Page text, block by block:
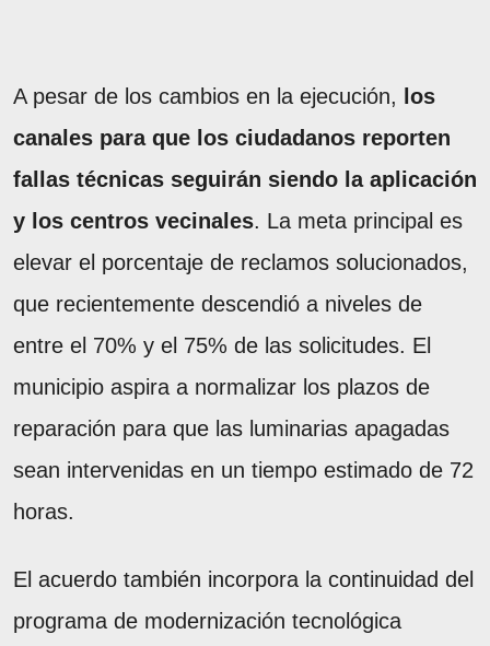
A pesar de los cambios en la ejecución,
los
canales para que los ciudadanos reporten
fallas técnicas seguirán siendo la aplicación
y los centros vecinales. La meta principal es
elevar el porcentaje de reclamos solucionados,
que recientemente descendió a niveles de
entre el 70% y el 75% de las solicitudes. El
municipio aspira a normalizar los plazos de
reparación para que las luminarias apagadas
sean intervenidas en un tiempo estimado de 72
horas.
El acuerdo también incorpora la continuidad del
programa de modernización tecnológica